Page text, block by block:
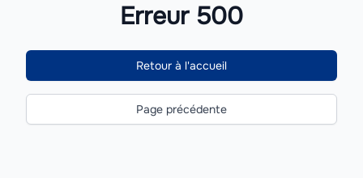
Erreur 500
Retour à l'accueil
Page précédente